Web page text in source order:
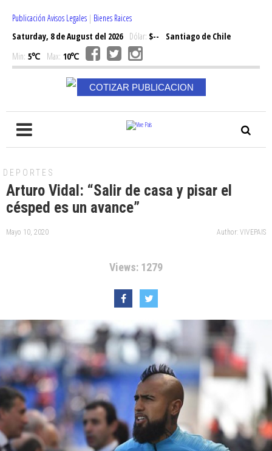
Publicación Avisos Legales | Bienes Raices
Saturday, 8 de August del 2026Dólar: $--
Santiago de Chile
Min: 5℃ Max: 10℃
COTIZAR PUBLICACION
DEPORTES
Arturo Vidal: “Salir de casa y pisar el
césped es un avance”
Mayo 10, 2020 Author: VIVEPAIS
Views: 1279